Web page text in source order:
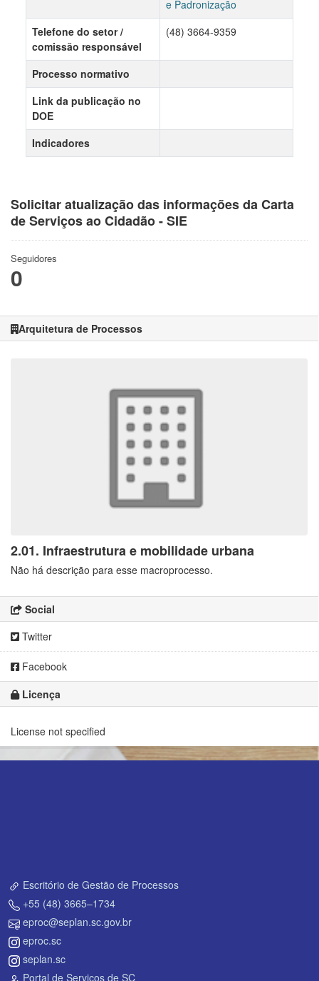
Solicitar atualização das informações da Carta
de Serviços ao Cidadão - SIE
Seguidores
0
Arquitetura de Processos
2.01. Infraestrutura e mobilidade urbana
Não há descrição para esse macroprocesso.
Social
Twitter
Facebook
Licença
License not specified
e Padronização
Telefone do setor /
comissão responsável
(48) 3664-9359
Processo normativo
Link da publicação no
DOE
Indicadores
Escritório de Gestão de Processos
+55 (48) 3665–1734
eproc@seplan.sc.gov.br
eproc.sc
seplan.sc
Portal de Serviços de SC